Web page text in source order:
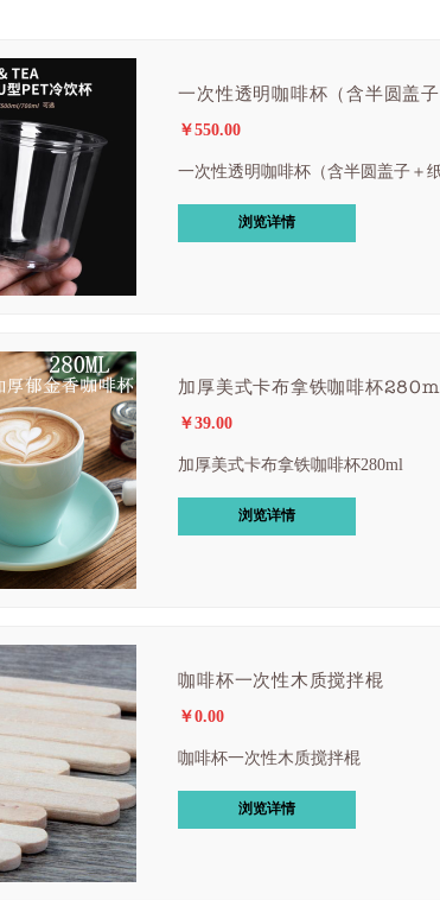
一次性透明咖啡杯（含半圆盖子
￥550.00
一次性透明咖啡杯（含半圆盖子＋纸
浏览详情
加厚美式卡布拿铁咖啡杯
￥39.00
加厚美式卡布拿铁咖啡杯280ml
浏览详情
咖啡杯一次性木质搅拌棍
￥0.00
咖啡杯一次性木质搅拌棍
浏览详情